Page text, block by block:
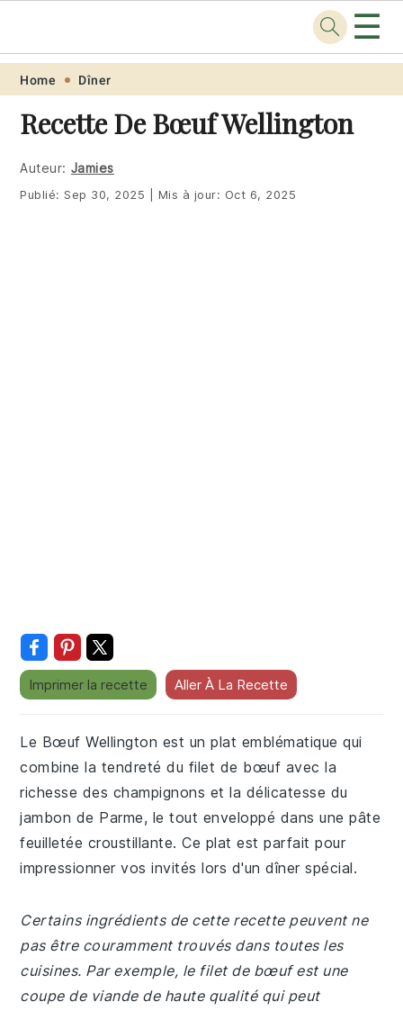
Skip
primary
navigation
Skip
main
content
Skip
primary
sidebar
Skip
footer
Recette.pro ☰
Home Dîner
Recette De Bœuf Wellington
Auteur: Jamies
Publié:Sep 30, 2025 Mis à jour: Oct 6, 2025
Imprimer la recette Aller À La Recette
Le Bœuf Wellington est un plat emblématique qui
combine la tendreté du filet de bœuf avec la
richesse des champignons et la délicatesse du
jambon de Parme, le tout enveloppé dans une pâte
feuilletée croustillante. Ce plat est parfait pour
impressionner vos invités lors d'un dîner spécial.
Certains ingrédients de cette recette peuvent ne
pas être couramment trouvés dans toutes les
cuisines. Par exemple, le filet de bœuf est une
coupe de viande de haute qualité qui peut